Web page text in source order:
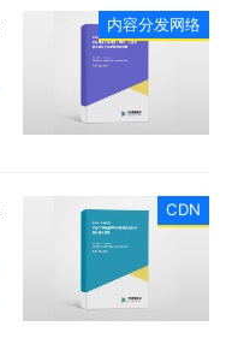
内容分发网络
CDN